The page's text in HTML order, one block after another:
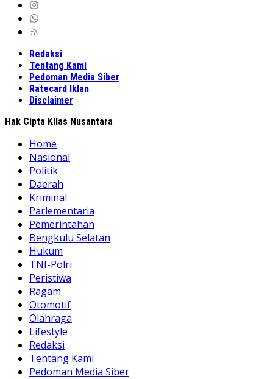
Redaksi
Tentang Kami
Pedoman Media Siber
Ratecard Iklan
Disclaimer
Hak Cipta Kilas Nusantara
Home
Nasional
Politik
Daerah
Kriminal
Parlementaria
Pemerintahan
Bengkulu Selatan
Hukum
TNI-Polri
Peristiwa
Ragam
Otomotif
Olahraga
Lifestyle
Redaksi
Tentang Kami
Pedoman Media Siber